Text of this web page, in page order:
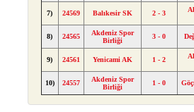
7) 24569 Balıkesir SK 2 - 3
8) 24565
Akdeniz Spor
Birliği
3 - 0
9) 24561 Yenicami AK 1 - 2
10) 24557
Akdeniz Spor
Birliği
1 - 0